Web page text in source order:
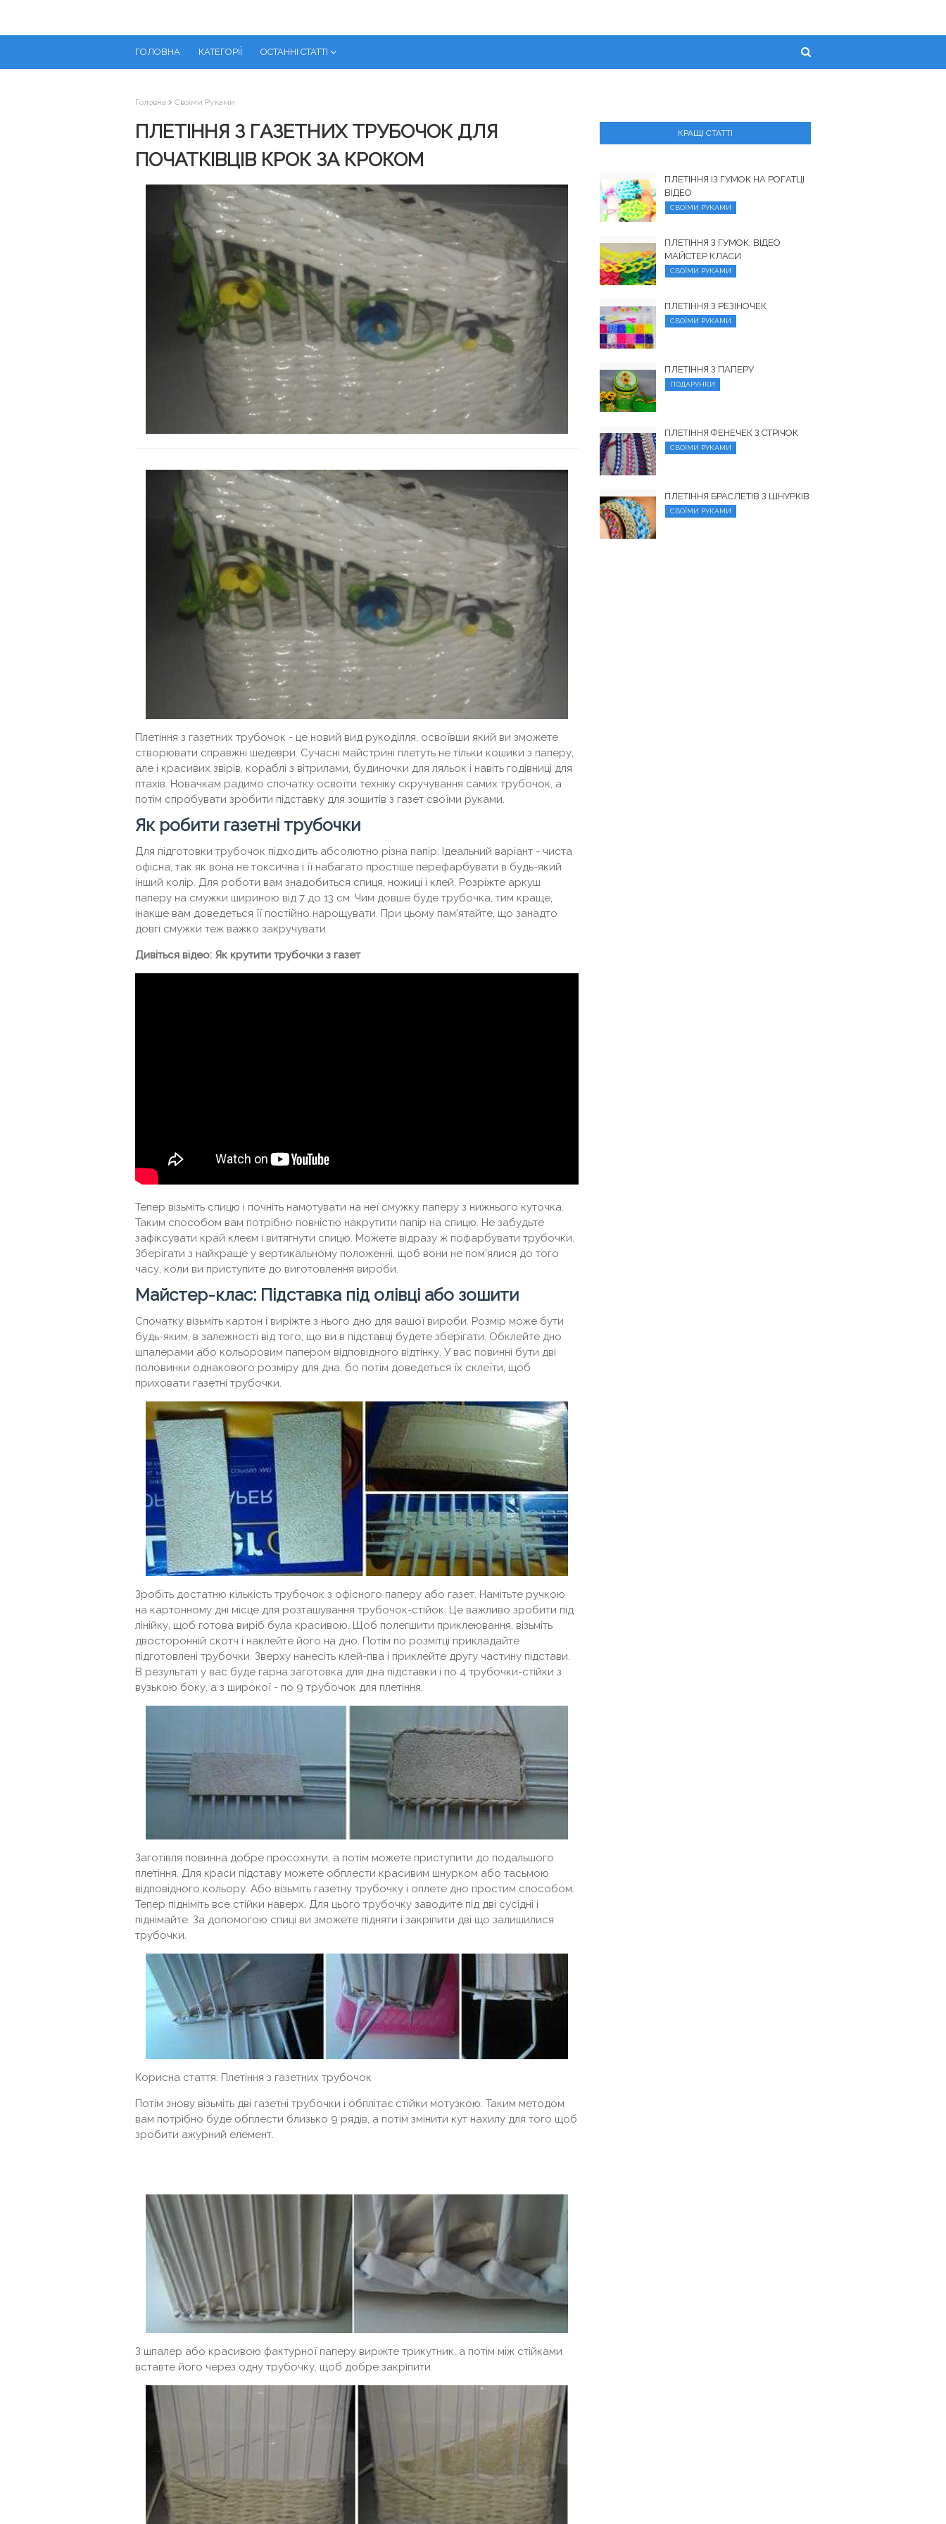
ГОЛОВНА КАТЕГОРІЇ ОСТАННІ СТАТТІ
Головна Своїми Руками
ПЛЕТІННЯ З ГАЗЕТНИХ ТРУБОЧОК ДЛЯ
ПОЧАТКІВЦІВ КРОК ЗА КРОКОМ
Плетіння з газетних трубочок - це новий вид рукоділля, освоївши який ви зможете
створювати справжні шедеври. Сучасні майстрині плетуть не тільки кошики з паперу,
але і красивих звірів, кораблі з вітрилами, будиночки для ляльок і навіть годівниці для
птахів. Новачкам радимо спочатку освоїти техніку скручування самих трубочок, а
потім спробувати зробити підставку для зошитів з газет своїми руками.
Як робити газетні трубочки
Для підготовки трубочок підходить абсолютно різна папір. Ідеальний варіант - чиста
офісна, так як вона не токсична і її набагато простіше перефарбувати в будь-який
інший колір. Для роботи вам знадобиться спиця, ножиці і клей. Розріжте аркуш
паперу на смужки шириною від 7 до 13 см. Чим довше буде трубочка, тим краще,
інакше вам доведеться її постійно нарощувати. При цьому пам'ятайте, що занадто
довгі смужки теж важко закручувати.
Дивіться відео: Як крутити трубочки з газет
Тепер візьміть спицю і почніть намотувати на неї смужку паперу з нижнього куточка.
Таким способом вам потрібно повністю накрутити папір на спицю. Не забудьте
зафіксувати край клеєм і витягнути спицю. Можете відразу ж пофарбувати трубочки.
Зберігати з найкраще у вертикальному положенні, щоб вони не пом'ялися до того
часу, коли ви приступите до виготовлення вироби.
Майстер-клас: Підставка під олівці або зошити
Спочатку візьміть картон і виріжте з нього дно для вашої вироби. Розмір може бути
будь-яким, в залежності від того, що ви в підставці будете зберігати. Обклейте дно
шпалерами або кольоровим папером відповідного відтінку. У вас повинні бути дві
половинки однакового розміру для дна, бо потім доведеться їх склеїти, щоб
приховати газетні трубочки.
Зробіть достатню кількість трубочок з офісного паперу або газет. Намітьте ручкою
на картонному дні місце для розташування трубочок-стійок. Це важливо зробити під
лінійку, щоб готова виріб була красивою. Щоб полегшити приклеювання, візьміть
двосторонній скотч і наклейте його на дно. Потім по розмітці прикладайте
підготовлені трубочки. Зверху нанесіть клей-пва і приклейте другу частину підстави.
В результаті у вас буде гарна заготовка для дна підставки і по 4 трубочки-стійки з
вузькою боку, а з широкої - по 9 трубочок для плетіння.
Заготівля повинна добре просохнути, а потім можете приступити до подальшого
плетіння. Для краси підставу можете обплести красивим шнурком або тасьмою
відповідного кольору. Або візьміть газетну трубочку і оплете дно простим способом.
Тепер підніміть все стійки наверх. Для цього трубочку заводите під дві сусідні і
піднімайте. За допомогою спиці ви зможете підняти і закріпити дві що залишилися
трубочки.
Корисна стаття: Плетіння з газетних трубочок
Потім знову візьміть дві газетні трубочки і обплітає стійки мотузкою. Таким методом
вам потрібно буде обплести близько 9 рядів, а потім змінити кут нахилу для того щоб
зробити ажурний елемент.
З шпалер або красивою фактурної паперу виріжте трикутник, а потім між стійками
вставте його через одну трубочку, щоб добре закріпити.
КРАЩІ СТАТТІ
ПЛЕТІННЯ ІЗ ГУМОК НА РОГАТЦІ
ВІДЕО
СВОЇМИ РУКАМИ
ПЛЕТІННЯ З ГУМОК. ВІДЕО
МАЙСТЕР КЛАСИ
СВОЇМИ РУКАМИ
ПЛЕТІННЯ З РЕЗІНОЧЕК
СВОЇМИ РУКАМИ
ПЛЕТІННЯ З ПАПЕРУ
ПОДАРУНКИ
ПЛЕТІННЯ ФЕНЕЧЕК З СТРІЧОК
СВОЇМИ РУКАМИ
ПЛЕТІННЯ БРАСЛЕТІВ З ШНУРКІВ
СВОЇМИ РУКАМИ